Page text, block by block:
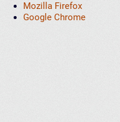
Mozilla Firefox
Google Chrome